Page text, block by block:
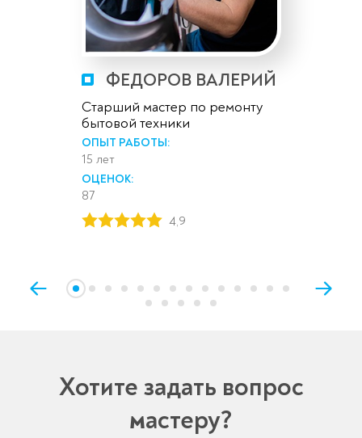
ФЕДОРОВ ВАЛЕРИЙ
Старший мастер по ремонту
бытовой техники
ОПЫТ РАБОТЫ:
15 лет
ОЦЕНОК:
87
4,9
Хотите задать вопрос
мастеру?